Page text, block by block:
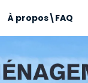
À propos\FAQ